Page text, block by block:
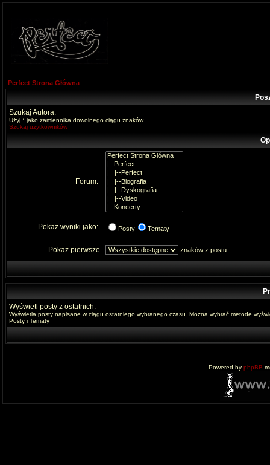
Perfect Strona Główna
Szukaj Autora:
Użyj * jako zamiennika dowolnego ciągu znaków
Szukaj użytkowników
Forum:
Pokaż wyniki jako: Posty Tematy
Pokaż pierwsze znaków z postu
Wyświetl posty z ostatnich:
Wyświetla posty napisane w ciągu ostatniego wybranego czasu. Można wybrać metodę
Posty i Tematy
Powered by phpBB